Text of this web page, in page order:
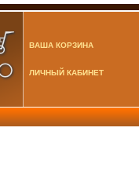
ВАША КОРЗИНА
ЛИЧНЫЙ КАБИНЕТ